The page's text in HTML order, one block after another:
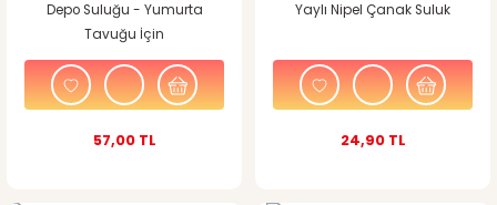
Depo Suluğu - Yumurta
Tavuğu İçin
57,00 TL
Yaylı Nipel Çanak Suluk
24,90 TL